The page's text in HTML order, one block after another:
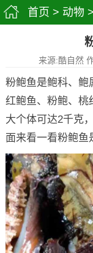
首页 > 动物 >
来源:酷自然
粉鲍鱼是鲍科、鲍
红鲍鱼、粉鲍、桃
大个体可达2千克
面来看一看粉鲍鱼